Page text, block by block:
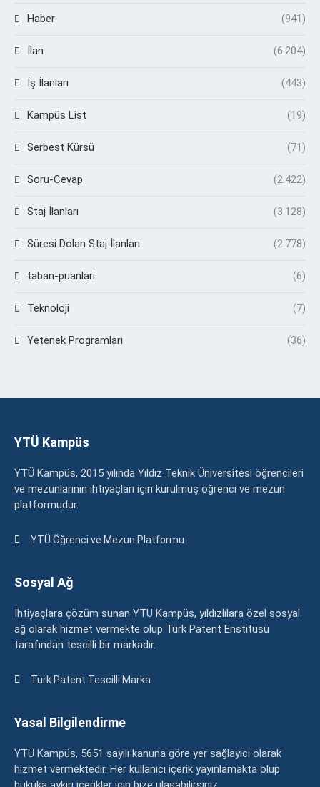
Haber (941)
İlan (6.204)
İş İlanları (443)
Kampüs List (19)
Serbest Kürsü (71)
Soru-Cevap (2.422)
Staj İlanları (3.128)
Süresi Dolan Staj İlanları (2.778)
taban-puanlari (6)
Teknoloji (7)
Yetenek Programları (36)
YTÜ Kampüs
YTÜ Kampüs, 2015 yılında Yıldız Teknik Üniversitesi öğrencileri
ve mezunlarının ihtiyaçları için kurulmuş öğrenci ve mezun
platformudur.
YTÜ Öğrenci ve Mezun Platformu
Sosyal Ağ
İhtiyaçlara çözüm sunan YTÜ Kampüs, yıldızlılara özel sosyal
ağ olarak hizmet vermekte olup Türk Patent Enstitüsü
tarafından tescilli bir markadır.
Türk Patent Tescilli Marka
Yasal Bilgilendirme
YTÜ Kampüs, 5651 sayılı kanuna göre yer sağlayıcı olarak
hizmet vermektedir. Her kullanıcı içerik yayınlamakta olup